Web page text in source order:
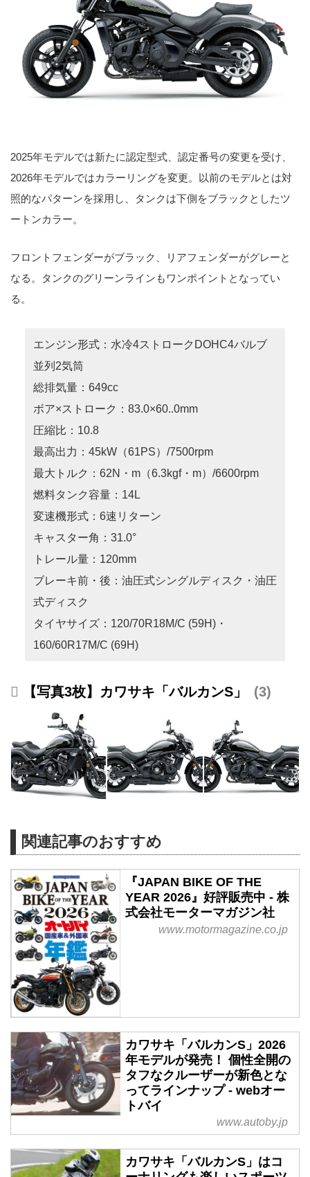
2025年モデルでは新たに認定型式、認定番号の変更を受け、
2026年モデルではカラーリングを変更。以前のモデルとは対
照的なパターンを採用し、タンクは下側をブラックとしたツ
ートンカラー。
フロントフェンダーがブラック、リアフェンダーがグレーと
なる。タンクのグリーンラインもワンポイントとなってい
る。
エンジン形式：水冷4ストロークDOHC4バルブ
並列2気筒
総排気量：649cc
ボア×ストローク：83.0×60..0mm
圧縮比：10.8
最高出力：45kW（61PS）/7500rpm
最大トルク：62N・m（6.3kgf・m）/6600rpm
燃料タンク容量：14L
変速機形式：6速リターン
キャスター角：31.0°
トレール量：120mm
ブレーキ前・後：油圧式シングルディスク・油圧
式ディスク
タイヤサイズ：120/70R18M/C (59H)・
160/60R17M/C (69H)
【写真3枚】カワサキ「バルカンS」 3
関連記事のおすすめ
『JAPAN BIKE OF THE
YEAR 2026』好評販売中 - 株
式会社モーターマガジン社
www.motormagazine.co.jp
カワサキ「バルカンS」2026
年モデルが発売！ 個性全開の
タフなクルーザーが新色とな
ってラインナップ - webオー
トバイ
www.autoby.jp
カワサキ「バルカンS」はコ